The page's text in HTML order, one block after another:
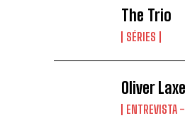
The Trio
SÉRIES
Oliver Laxe
ENTREVISTA